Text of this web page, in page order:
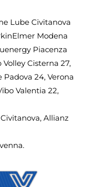
Lube Civitanova
Modena
Piacenza
Volley Cisterna 27,
24, Verona
Valentia 22,
Allianz